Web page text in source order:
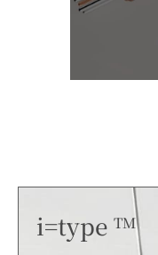
i=type TM